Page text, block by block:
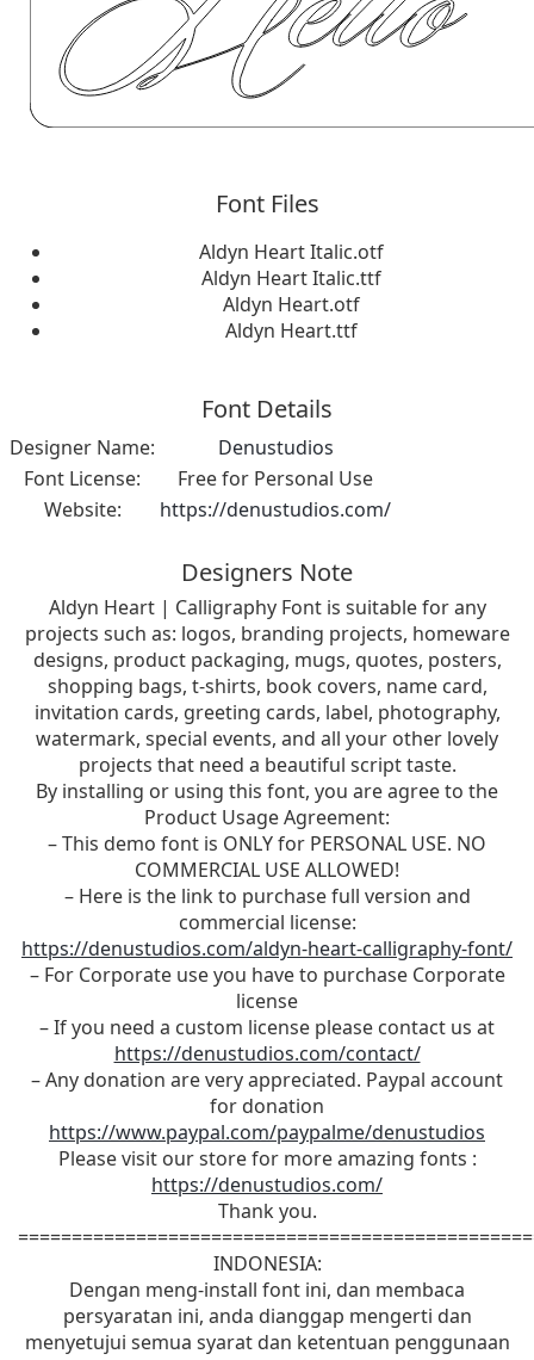
Font Files
Aldyn Heart Italic.otf
Aldyn Heart Italic.ttf
Aldyn Heart.otf
Aldyn Heart.ttf
Font Details
Designer Name:
Denustudios
Font License:
Free for Personal Use
Website:
https://denustudios.com/
Designers Note
Aldyn Heart | Calligraphy Font is suitable for any
projects such as: logos, branding projects, homeware
designs, product packaging, mugs, quotes, posters,
shopping bags, t-shirts, book covers, name card,
invitation cards, greeting cards, label, photography,
watermark, special events, and all your other lovely
projects that need a beautiful script taste.
By installing or using this font, you are agree to the
Product Usage Agreement:
– This demo font is ONLY for PERSONAL USE. NO
COMMERCIAL USE ALLOWED!
– Here is the link to purchase full version and
commercial license:
https://denustudios.com/aldyn-heart-calligraphy-font/
– For Corporate use you have to purchase Corporate
license
– If you need a custom license please contact us at
https://denustudios.com/contact/
– Any donation are very appreciated. Paypal account
for donation
https://www.paypal.com/paypalme/denustudios
Please visit our store for more amazing fonts :
https://denustudios.com/
Thank you.
INDONESIA:
Dengan meng-install font ini, dan membaca
persyaratan ini, anda dianggap mengerti dan
menyetujui semua syarat dan ketentuan penggunaan